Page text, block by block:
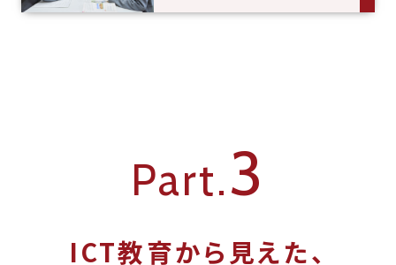
Part.3
ICT教育から見えた、